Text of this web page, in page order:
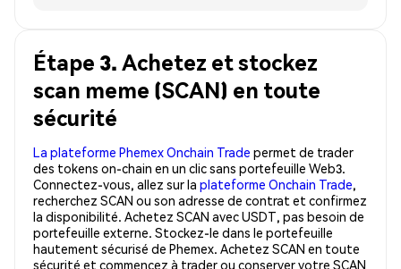
Étape 3. Achetez et stockez
scan meme (SCAN) en toute
sécurité
La plateforme Phemex Onchain Trade permet de trader
des tokens on-chain en un clic sans portefeuille Web3.
Connectez-vous, allez sur la plateforme Onchain Trade,
recherchez SCAN ou son adresse de contrat et confirmez
la disponibilité. Achetez SCAN avec USDT, pas besoin de
portefeuille externe. Stockez-le dans le portefeuille
hautement sécurisé de Phemex. Achetez SCAN en toute
sécurité et commencez à trader ou conserver votre SCAN